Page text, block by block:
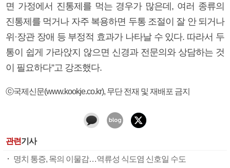
면 가정에서 진통제를 먹는 경우가 많은데, 여러 종류의
진통제를 먹거나 자주 복용하면 두통 조절이 잘 안 되거나
위·장관 장애 등 부정적 효과가 나타날 수 있다. 따라서 두
통이 쉽게 가라앉지 않으면 신경과 전문의와 상담하는 것
이 필요하다”고 강조했다.
ⓒ국제신문(www.kookje.co.kr), 무단 전재 및 재배포 금지
관련기사
명치 통증, 목의 이물감…역류성 식도염 신호일 수도